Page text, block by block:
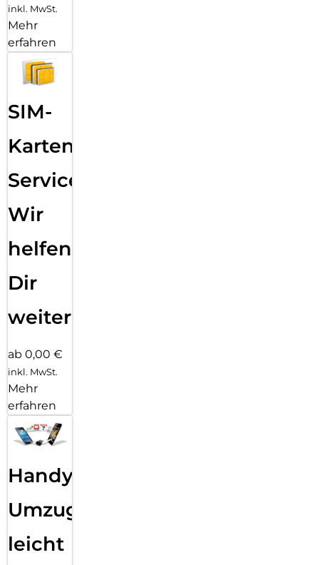
inkl. MwSt.
Mehr
erfahren
SIM-
Karten
Service:
Wir
helfen
Dir
weiter
ab 0,00 €
inkl. MwSt.
Mehr
erfahren
Handy
Umzug
leicht